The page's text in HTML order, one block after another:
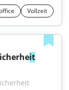
Vollzeit
it